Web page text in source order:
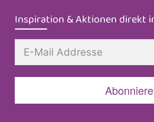
Inspiration & Aktionen direkt